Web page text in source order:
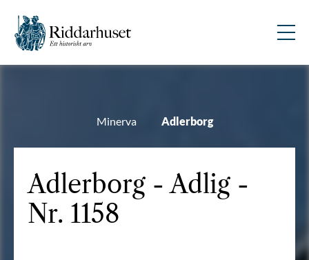
Minerva Adlerborg
Adlerborg - Adlig -
Nr. 1158